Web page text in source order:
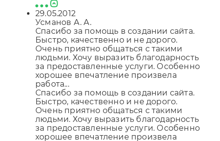
29.05.2012
Усманов А. А.
Спасибо за помощь в создании сайта.
Быстро, качественно и не дорого.
Очень приятно общаться с такими
людьми. Хочу выразить благодарность
за предоставленные услуги. Особенно
хорошее впечатление произвела
работа...
Спасибо за помощь в создании сайта.
Быстро, качественно и не дорого.
Очень приятно общаться с такими
людьми. Хочу выразить благодарность
за предоставленные услуги. Особенно
хорошее впечатление произвела